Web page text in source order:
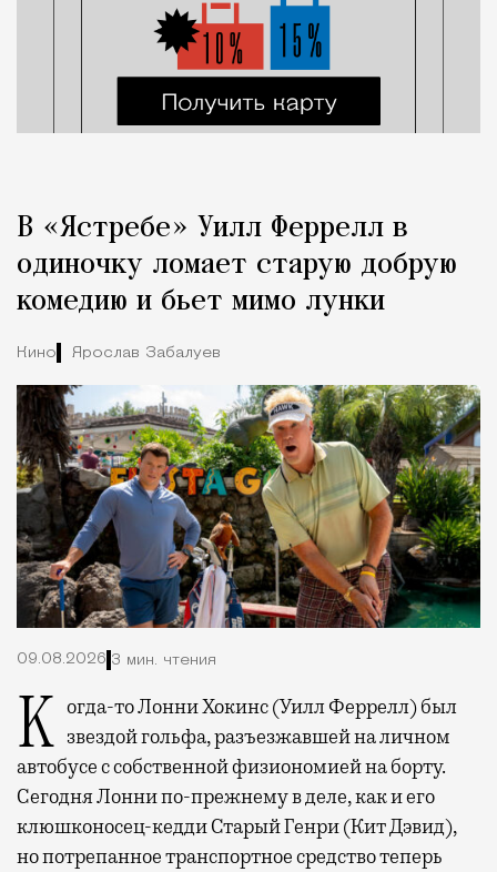
В «Ястребе» Уилл Феррелл в
одиночку ломает старую добрую
комедию и бьет мимо лунки
Кино Ярослав Забалуев
09.08.2026 3 мин. чтения
Когда-то Лонни Хокинс (Уилл Феррелл) был звездой гольфа, разъезжавшей на личном
автобусе с собственной физиономией на борту.
Сегодня Лонни по-прежнему в деле, как и его
клюшконосец-кедди Старый Генри (Кит Дэвид),
но потрепанное транспортное средство теперь